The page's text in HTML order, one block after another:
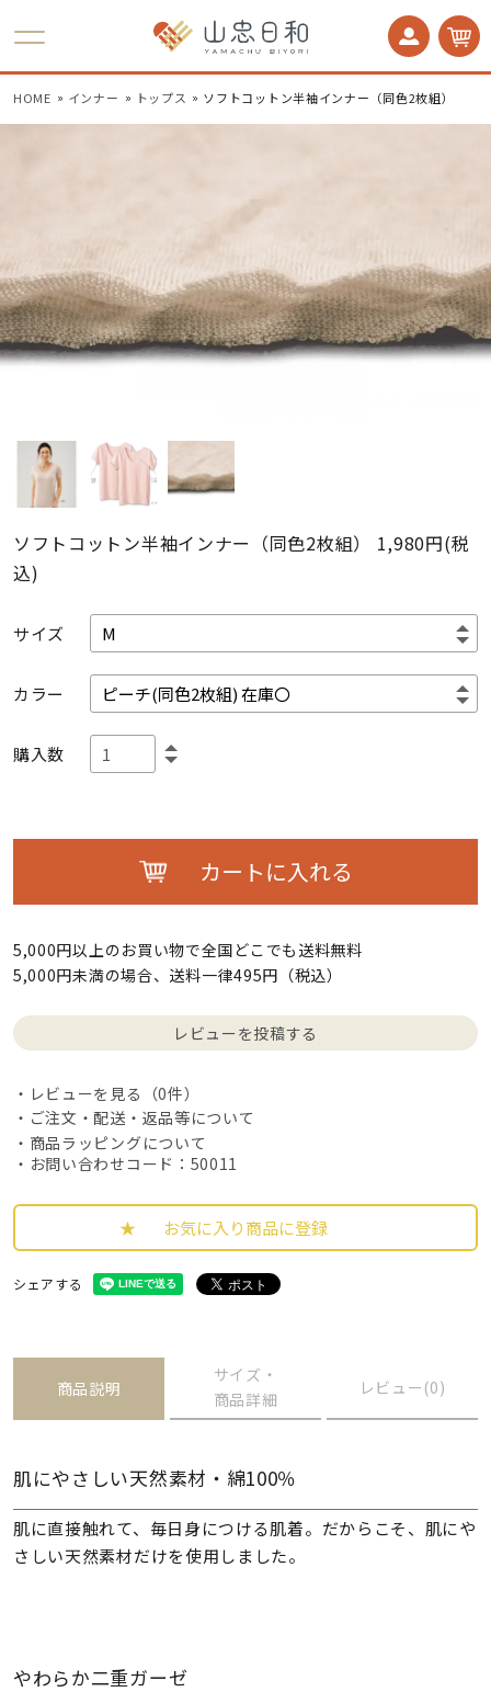
HOME インナー トップス ソフトコットン半袖インナー（同色2枚組）
ソフトコットン半袖インナー（同色2枚組）
1,980円(税
込)
サイズ
カラー
購入数
カートに入れる
5,000円以上のお買い物で全国どこでも送料無料
5,000円未満の場合、送料一律495円（税込）
レビューを投稿する
レビューを見る（0件）
ご注文・配送・返品等について
商品ラッピングについて
・お問い合わせコード：50011
お気に入り商品に登録
シェアする
商品説明
サイズ・
商品詳細
レビュー(0)
肌にやさしい天然素材・綿100％
肌に直接触れて、毎日身につける肌着。だからこそ、肌にや
さしい天然素材だけを使用しました。
やわらか二重ガーゼ